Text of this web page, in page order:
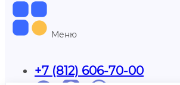
Меню
+7 (812) 606-70-00